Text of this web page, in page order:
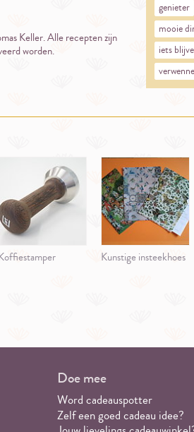
Keller. Alle recepten zijn
worden.
genieter
mooie
iets
Kunstige insteekhoes
Doe mee
Word cadeauspotter
Zelf een goed cadeau idee?